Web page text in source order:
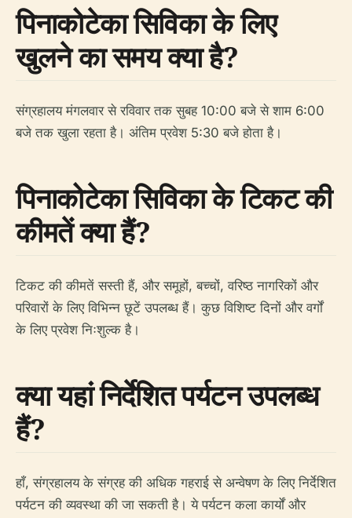
पिनाकोटेका सिविका के लिए
खुलने का समय क्या है?
संग्रहालय मंगलवार से रविवार तक सुबह 10:00 बजे से शाम 6:00
बजे तक खुला रहता है। अंतिम प्रवेश 5:30 बजे होता है।
पिनाकोटेका सिविका के टिकट की
कीमतें क्या हैं?
टिकट की कीमतें सस्ती हैं, और समूहों, बच्चों, वरिष्ठ नागरिकों और
परिवारों के लिए विभिन्न छूटें उपलब्ध हैं। कुछ विशिष्ट दिनों और वर्गों
के लिए प्रवेश निःशुल्क है।
क्या यहां निर्देशित पर्यटन उपलब्ध
हैं?
हाँ, संग्रहालय के संग्रह की अधिक गहराई से अन्वेषण के लिए निर्देशित
पर्यटन की व्यवस्था की जा सकती है। ये पर्यटन कला कार्यों और